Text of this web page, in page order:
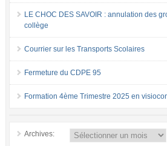
LE CHOC DES SAVOIR : annulation des
collège
Courrier sur les Transports Scolaires
Fermeture du CDPE 95
Formation 4ème Trimestre 2025 en
Archives: